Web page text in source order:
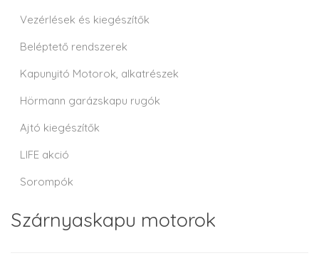
Vezérlések és kiegészítők
Beléptető rendszerek
Kapunyitó Motorok, alkatrészek
Hörmann garázskapu rugók
Ajtó kiegészítők
LIFE akció
Sorompók
Szárnyaskapu motorok